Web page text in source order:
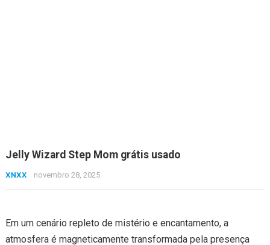
Jelly Wizard Step Mom grátis usado
XNXX novembro 28, 2025
Em um cenário repleto de mistério e encantamento, a
atmosfera é magneticamente transformada pela presença